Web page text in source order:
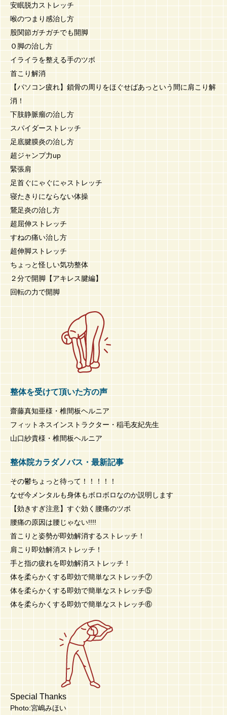
安眠脱力ストレッチ
喉のつまり感治し方
股関節ガチガチでも開脚
Ｏ脚の治し方
イライラを整える手のツボ
首こり解消
【パソコン疲れ】鎖骨の周りをほぐせばあっという間に肩こり解
消！
下肢静脈瘤の治し方
スパイダーストレッチ
足底腱膜炎の治し方
超ジャンプ力up
緊張肩
足首ぐにゃぐにゃストレッチ
寝たきりにならない体操
鵞足炎の治し方
超屈伸ストレッチ
すねの痛い治し方
超伸脚ストレッチ
ちょっと怪しい気功整体
２分で開脚【アキレス腱編】
回転の力で開脚
整体を受けて頂いた方の声
齋藤真知亜様・椎間板ヘルニア
フィットネスインストラクター・稲毛友紀先生
山口紗貴様・椎間板ヘルニア
整体院カラダノバス・最新記事
その鬱ちょっと待って！！！！！
なぜ今メンタルも身体もボロボロなのか説明します
【効きすぎ注意】すぐ効く腰痛のツボ
腰痛の原因は腰じゃない!!!!
首こりと姿勢が即効解消するストレッチ！
肩こり即効解消ストレッチ！
手と指の疲れを即効解消ストレッチ！
体を柔らかくする即効で簡単なストレッチ⑦
体を柔らかくする即効で簡単なストレッチ⑤
体を柔らかくする即効で簡単なストレッチ⑥
Special Thanks
Photo:宮嶋みほい